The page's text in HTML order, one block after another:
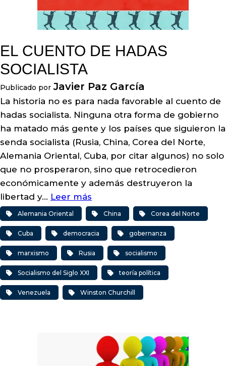
EL CUENTO DE HADAS
SOCIALISTA
Publicado por Javier Paz García
La historia no es para nada favorable al cuento de
hadas socialista. Ninguna otra forma de gobierno
ha matado más gente y los países que siguieron la
senda socialista (Rusia, China, Corea del Norte,
Alemania Oriental, Cuba, por citar algunos) no solo
que no prosperaron, sino que retrocedieron
económicamente y además destruyeron la
libertad y… Leer más
Alemania Oriental China Corea del Norte
Cuba democracia gobernanza
marxismo Rusia socialismo
Socialismo del Siglo XXI teoría política
Venezuela Winston Churchill